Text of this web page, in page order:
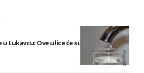
u Lukavcu: Ove ulice će sutra biti bez